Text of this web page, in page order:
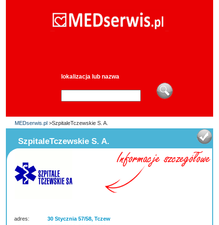
lokalizacja lub nazwa
MEDserwis.pl >SzpitaleTczewskie S. A.
SzpitaleTczewskie S. A.
adres:
30 Stycznia 57/58, Tczew